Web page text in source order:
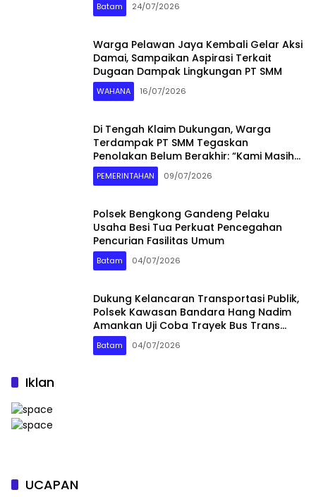
Batam 24/07/2026
Warga Pelawan Jaya Kembali Gelar Aksi
Damai, Sampaikan Aspirasi Terkait
Dugaan Dampak Lingkungan PT SMM
WAHANA 16/07/2026
Di Tengah Klaim Dukungan, Warga
Terdampak PT SMM Tegaskan
Penolakan Belum Berakhir: “Kami Masih
Merasakan Dampaknya”
PEMERINTAHAN 09/07/2026
Polsek Bengkong Gandeng Pelaku
Usaha Besi Tua Perkuat Pencegahan
Pencurian Fasilitas Umum
Batam 04/07/2026
Dukung Kelancaran Transportasi Publik,
Polsek Kawasan Bandara Hang Nadim
Amankan Uji Coba Trayek Bus Trans
Batam
Batam 04/07/2026
Iklan
UCAPAN